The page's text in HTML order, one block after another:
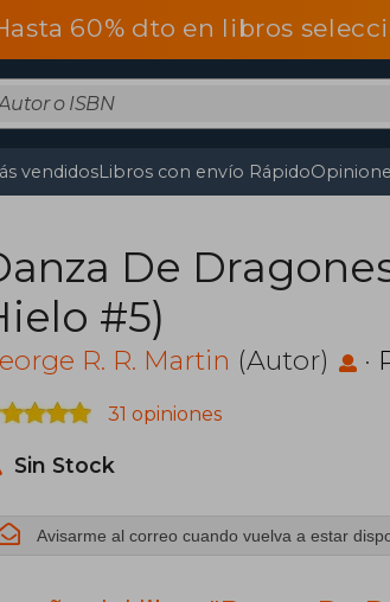
60% dto en libros
vendidosLibros con envío Rápido
De
#5)
R. R. Martin (Autor) ·
31 opiniones
Sin Stock
Avisarme al correo cuando vuelva a estar